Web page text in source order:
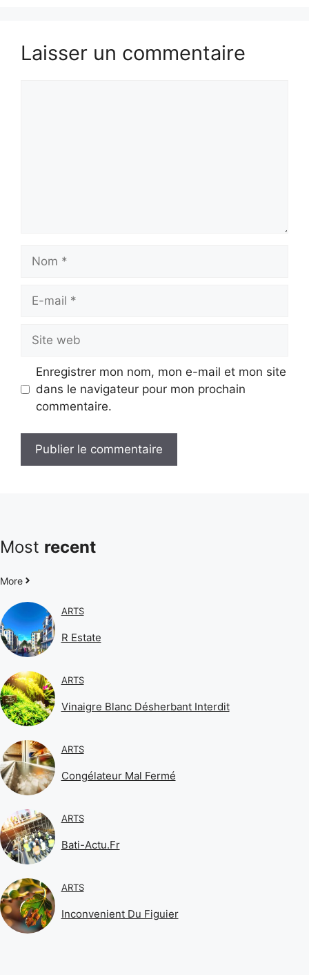
Laisser un commentaire
Nom
Site
web
Enregistrer mon nom, mon e-mail et mon site
dans le navigateur pour mon prochain
commentaire.
Most recent
More
ARTS
R Estate
ARTS
Vinaigre Blanc Désherbant Interdit
ARTS
Congélateur Mal Fermé
ARTS
Bati-Actu.fr
ARTS
Inconvenient Du Figuier